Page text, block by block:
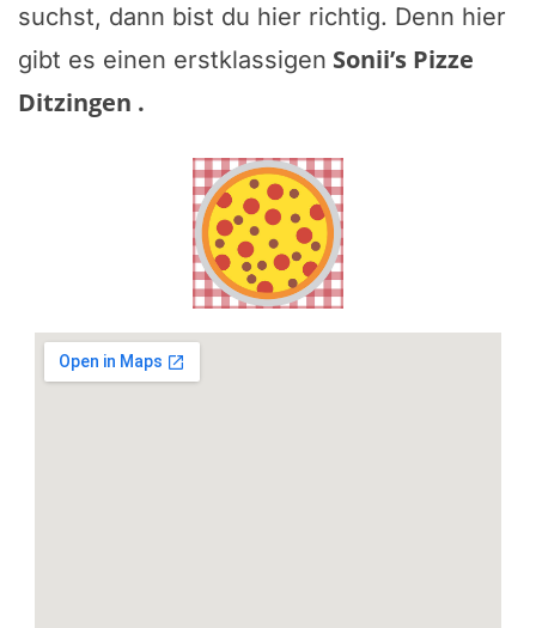
suchst, dann bist du hier richtig. Denn hier
gibt es einen erstklassigen Sonii’s Pizze
Ditzingen .